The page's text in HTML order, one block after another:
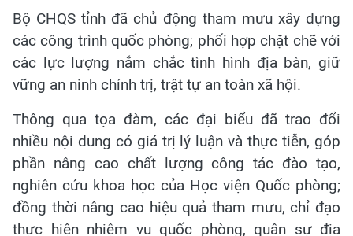
Bộ CHQS tỉnh đã chủ động tham mưu xây dựng
các công trình quốc phòng; phối hợp chặt chẽ với
các lực lượng nắm chắc tình hình địa bàn, giữ
vững an ninh chính trị, trật tự an toàn xã hội.
Thông qua tọa đàm, các đại biểu đã trao đổi
nhiều nội dung có giá trị lý luận và thực tiễn, góp
phần nâng cao chất lượng công tác đào tạo,
nghiên cứu khoa học của Học viện Quốc phòng;
đồng thời nâng cao hiệu quả tham mưu, chỉ đạo
thực hiện nhiệm vụ quốc phòng, quân sự địa